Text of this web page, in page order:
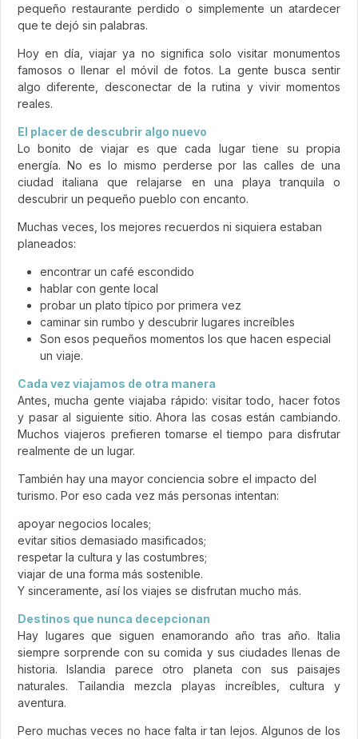
pequeño restaurante perdido o simplemente un atardecer
que te dejó sin palabras.
Hoy en día, viajar ya no significa solo visitar monumentos
famosos o llenar el móvil de fotos. La gente busca sentir
algo diferente, desconectar de la rutina y vivir momentos
reales.
El placer de descubrir algo nuevo
Lo bonito de viajar es que cada lugar tiene su propia
energía. No es lo mismo perderse por las calles de una
ciudad italiana que relajarse en una playa tranquila o
descubrir un pequeño pueblo con encanto.
Muchas veces, los mejores recuerdos ni siquiera estaban
planeados:
encontrar un café escondido
hablar con gente local
probar un plato típico por primera vez
caminar sin rumbo y descubrir lugares increíbles
Son esos pequeños momentos los que hacen especial
un viaje.
Cada vez viajamos de otra manera
Antes, mucha gente viajaba rápido: visitar todo, hacer fotos
y pasar al siguiente sitio. Ahora las cosas están cambiando.
Muchos viajeros prefieren tomarse el tiempo para disfrutar
realmente de un lugar.
También hay una mayor conciencia sobre el impacto del
turismo. Por eso cada vez más personas intentan:
apoyar negocios locales;
evitar sitios demasiado masificados;
respetar la cultura y las costumbres;
viajar de una forma más sostenible.
Y sinceramente, así los viajes se disfrutan mucho más.
Destinos que nunca decepcionan
Hay lugares que siguen enamorando año tras año. Italia
siempre sorprende con su comida y sus ciudades llenas de
historia. Islandia parece otro planeta con sus paisajes
naturales. Tailandia mezcla playas increíbles, cultura y
aventura.
Pero muchas veces no hace falta ir tan lejos. Algunos de los